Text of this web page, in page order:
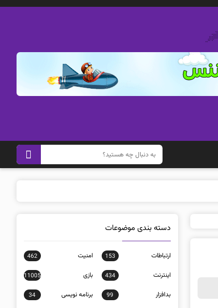
دسته بندی موضوعات
ارتباطات 153 امنيت 462
اينترنت 434 بازی 11005
بدافزار 99 برنامه نويسی 34